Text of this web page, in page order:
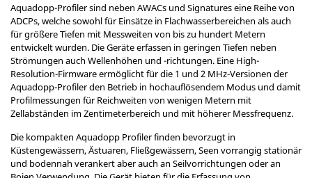
Aquadopp-Profiler sind neben AWACs und Signatures eine Reihe von
ADCPs, welche sowohl für Einsätze in Flachwasserbereichen als auch
für größere Tiefen mit Messweiten von bis zu hundert Metern
entwickelt wurden. Die Geräte erfassen in geringen Tiefen neben
Strömungen auch Wellenhöhen und -richtungen. Eine High-
Resolution-Firmware ermöglicht für die 1 und 2 MHz-Versionen der
Aquadopp-Profiler den Betrieb in hochauflösendem Modus und damit
Profilmessungen für Reichweiten von wenigen Metern mit
Zellabständen im Zentimeterbereich und mit höherer Messfrequenz.
Die kompakten Aquadopp Profiler finden bevorzugt in
Küstengewässern, Ästuaren, Fließgewässern, Seen vorrangig stationär
und bodennah verankert aber auch an Seilvorrichtungen oder an